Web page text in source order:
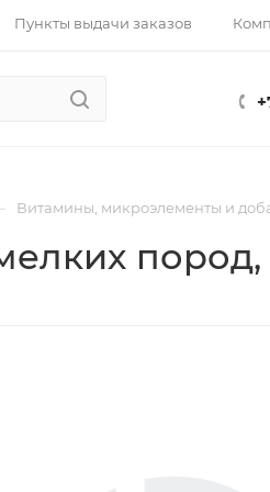
Пункты выдачи заказов
Витамины, микроэлементы и
пород,